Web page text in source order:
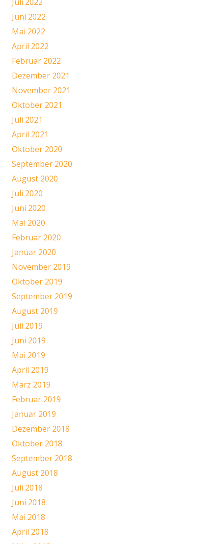
Juni 2022
Mai 2022
April 2022
Februar 2022
Dezember 2021
November 2021
Oktober 2021
Juli 2021
April 2021
Oktober 2020
September 2020
August 2020
Juli 2020
Juni 2020
Mai 2020
Februar 2020
Januar 2020
November 2019
Oktober 2019
September 2019
August 2019
Juli 2019
Juni 2019
Mai 2019
April 2019
März 2019
Februar 2019
Januar 2019
Dezember 2018
Oktober 2018
September 2018
August 2018
Juli 2018
Juni 2018
Mai 2018
April 2018